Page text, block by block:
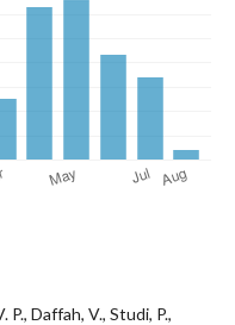
Daffah, V., Studi, P.,